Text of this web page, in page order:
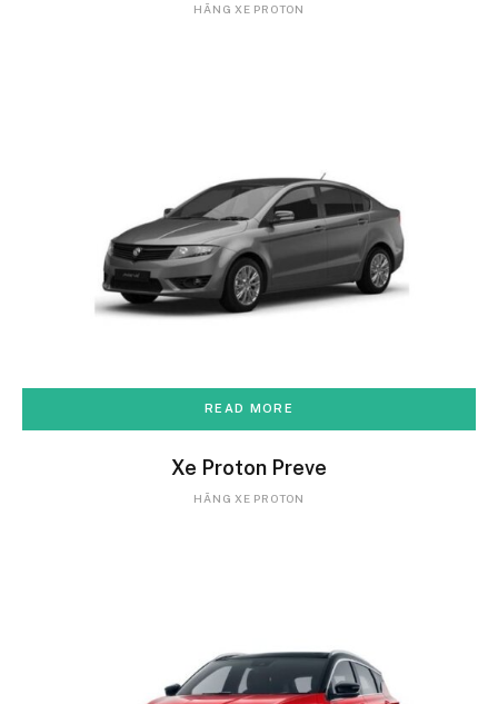
HÃNG XE PROTON
READ MORE
Xe Proton Preve
HÃNG XE PROTON